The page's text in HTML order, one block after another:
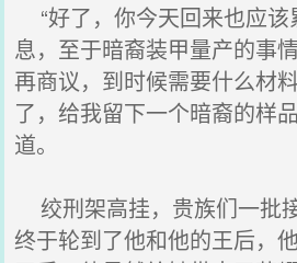
“好了，你今天回来也应该
息，至于暗裔装甲量产的事
再商议，到时候需要什么材
了，给我留下一个暗裔的样
道。
绞刑架高挂，贵族们一批
终于轮到了他和他的王后，